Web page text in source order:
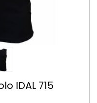
IDAL 715